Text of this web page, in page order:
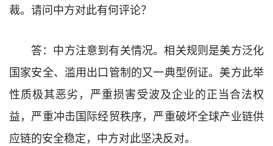
裁。请问中方对此有何评论？
答：中方注意到有关情况。相关规则是美方泛化
国家安全、滥用出口管制的又一典型例证。美方此举
性质极其恶劣，严重损害受波及企业的正当合法权
益，严重冲击国际经贸秩序，严重破坏全球产业链供
应链的安全稳定，中方对此坚决反对。